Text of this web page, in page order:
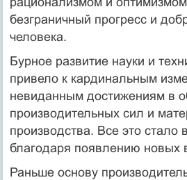
безграничный прогресс и
человека.
Бурное развитие науки и
привело к кардинальным
невиданным достижениям в
производительных сил и
производства. Все это стало
благодаря появлению новых
Раньше основу